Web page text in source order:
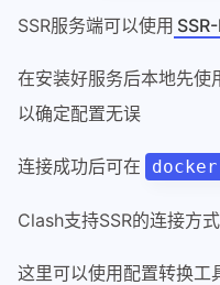
SSR服务端可以使用
在安装好服务后本地先
以确定配置无误
连接成功后可在
Clash支持SSR的连接方
这里可以使用配置转换工